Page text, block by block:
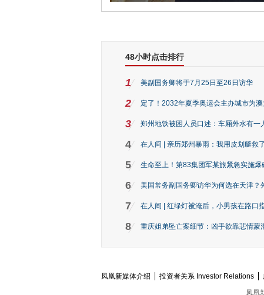
48小时点击排行
1 美副国务卿将于7月25日至26日访华
2 定了！2032年夏季奥运会主办城市为
3 郑州地铁被困人员口述：车厢外水有一
4 在人间 | 亲历郑州暴雨：我用皮划艇救
5 生命至上！第83集团军某旅紧急实施爆
6 美国常务副国务卿访华为何选在天津？
7 在人间 | 红绿灯被淹后，小男孩在路口
8 重庆姐弟坠亡案细节：凶手欲靠悲情蒙
凤凰新媒体介绍 投资者关系 Investor Relations
凤凰